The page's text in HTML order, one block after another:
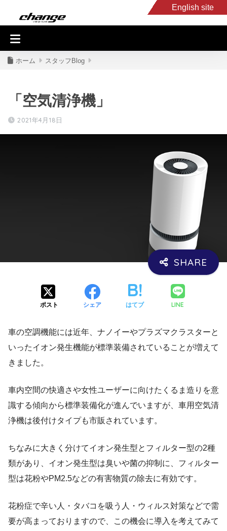
English site
入庫車情報
ホーム スタッフBlog
「空気清浄機」
2021年4月18日
ポスト シェア はてブ LINE
車の空調機能には近年、ナノイーやプラズマクラスターと
いったイオン発生機能が標準装備されていることが増えて
きました。
車内空間の快適さや女性ユーザーに向けたくるま造りを意
識する傾向から標準装備化が進んでいますが、車用空気清
浄機は後付けタイプも市販されています。
ちなみに大きく分けてイオン発生型とフィルター型の2種
類があり、イオン発生型は臭いや菌の抑制に、フィルター
型は花粉やPM2.5などの有害物質の除去に有効です。
花粉症で辛い人・タバコを吸う人・ウィルス対策などで需
要が高まっておりますので、この機会に導入を考えてみて